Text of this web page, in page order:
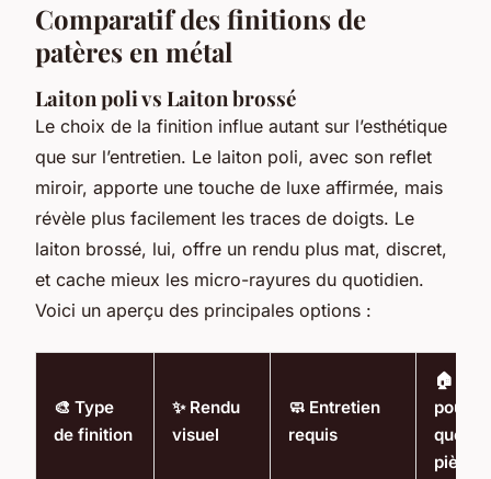
Comparatif des finitions de
patères en métal
Laiton poli vs Laiton brossé
Le choix de la finition influe autant sur l’esthétique
que sur l’entretien. Le laiton poli, avec son reflet
miroir, apporte une touche de luxe affirmée, mais
révèle plus facilement les traces de doigts. Le
laiton brossé, lui, offre un rendu plus mat, discret,
et cache mieux les micro-rayures du quotidien.
Voici un aperçu des principales options :
🎨 Type
de finition
✨ Rendu
visuel
🧼 Entretien
requis
🏠
pour
quelle
pièce